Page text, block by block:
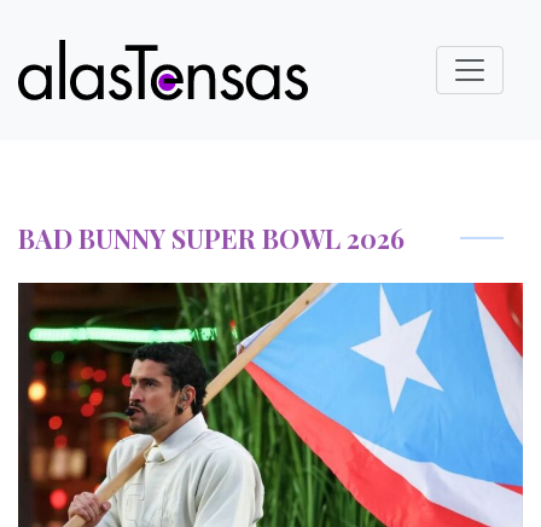
BAD BUNNY SUPER BOWL 2026